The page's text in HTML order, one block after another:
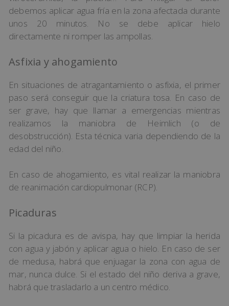
debemos aplicar agua fría en la zona afectada durante
unos 20 minutos. No se debe aplicar hielo
directamente ni romper las ampollas.
Asfixia y ahogamiento
En situaciones de atragantamiento o asfixia, el primer
paso será conseguir que la criatura tosa. En caso de
ser grave, hay que llamar a emergencias mientras
realizamos la maniobra de Heimlich (o de
desobstrucción). Esta técnica varia dependiendo de la
edad del niño.
En caso de ahogamiento, es vital realizar la maniobra
de reanimación cardiopulmonar (RCP).
Picaduras
Si la picadura es de avispa, hay que limpiar la herida
con agua y jabón y aplicar agua o hielo. En caso de ser
de medusa, habrá que enjuagar la zona con agua de
mar, nunca dulce. Si el estado del niño deriva a grave,
habrá que trasladarlo a un centro médico.